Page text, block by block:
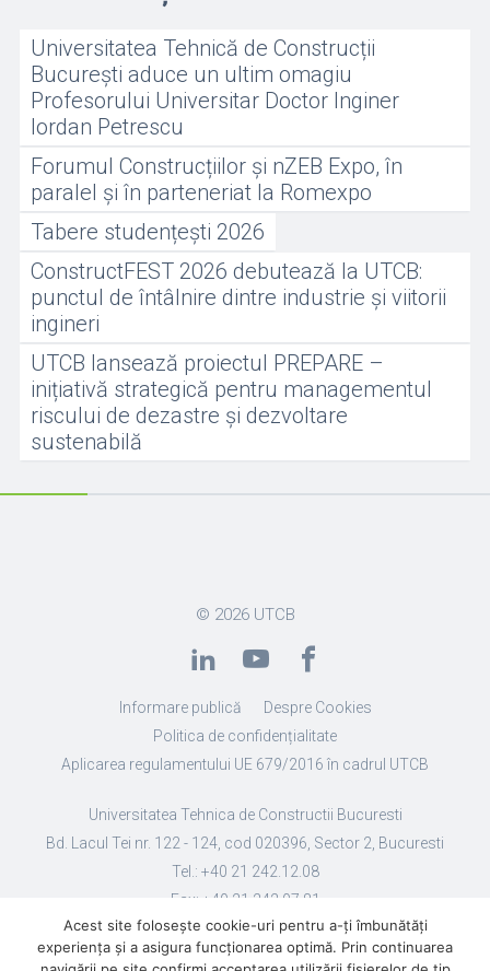
Universitatea Tehnică de Construcții
București aduce un ultim omagiu
Profesorului Universitar Doctor Inginer
Iordan Petrescu
Forumul Construcțiilor și nZEB Expo, în
paralel și în parteneriat la Romexpo
Tabere studențești 2026
ConstructFEST 2026 debutează la UTCB:
punctul de întâlnire dintre industrie și viitorii
ingineri
UTCB lansează proiectul PREPARE –
inițiativă strategică pentru managementul
riscului de dezastre și dezvoltare
sustenabilă
© 2026 UTCB
Informare publică
Despre Cookies
Politica de confidențialitate
Aplicarea regulamentului UE 679/2016 în cadrul UTCB
Universitatea Tehnica de Constructii Bucuresti
Bd. Lacul Tei nr. 122 - 124, cod 020396, Sector 2, Bucuresti
Tel.: +40 21 242.12.08
Fax: +40 21 242.07.81
Email: secretariat@utcb.ro
Designed by Live Design
Acest site folosește cookie-uri pentru a-ți îmbunătăți
experiența și a asigura funcționarea optimă. Prin continuarea